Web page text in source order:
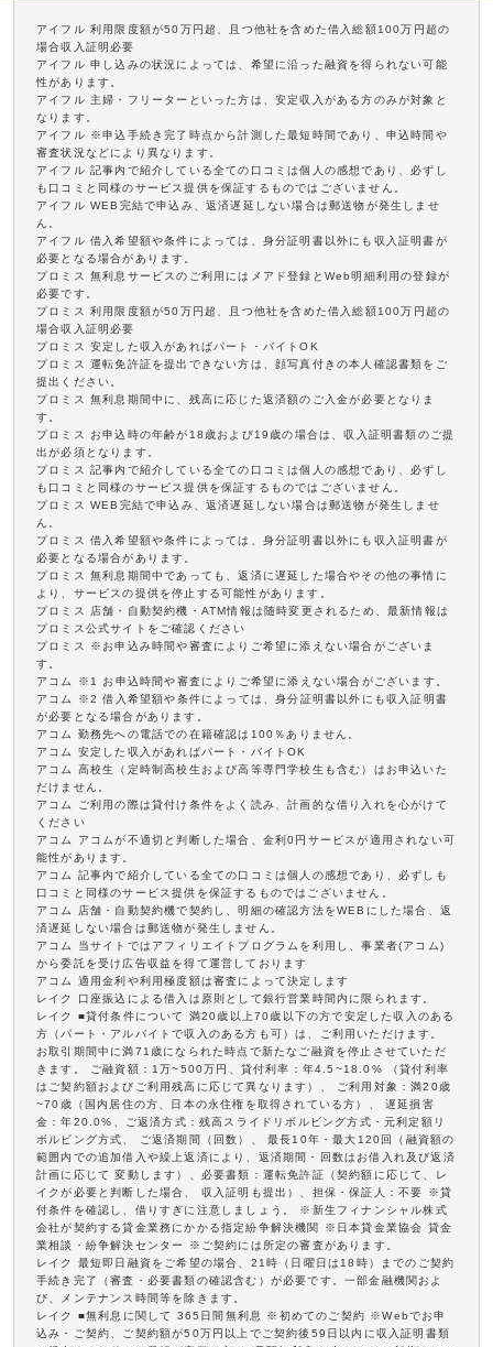
アイフル 利用限度額が50万円超、且つ他社を含めた借入総額100万円超の
場合収入証明必要
アイフル 申し込みの状況によっては、希望に沿った融資を得られない可能
性があります。
アイフル 主婦・フリーターといった方は、安定収入がある方のみが対象と
なります。
アイフル ※申込手続き完了時点から計測した最短時間であり、申込時間や
審査状況などにより異なります。
アイフル 記事内で紹介している全ての口コミは個人の感想であり、必ずし
も口コミと同様のサービス提供を保証するものではございません。
アイフル WEB完結で申込み、返済遅延しない場合は郵送物が発生しませ
ん。
アイフル 借入希望額や条件によっては、身分証明書以外にも収入証明書が
必要となる場合があります。
プロミス 無利息サービスのご利用にはメアド登録とWeb明細利用の登録が
必要です。
プロミス 利用限度額が50万円超、且つ他社を含めた借入総額100万円超の
場合収入証明必要
プロミス 安定した収入があればパート・バイトOK
プロミス 運転免許証を提出できない方は、顔写真付きの本人確認書類をご
提出ください。
プロミス 無利息期間中に、残高に応じた返済額のご入金が必要となりま
す。
プロミス お申込時の年齢が18歳および19歳の場合は、収入証明書類のご提
出が必須となります。
プロミス 記事内で紹介している全ての口コミは個人の感想であり、必ずし
も口コミと同様のサービス提供を保証するものではございません。
プロミス WEB完結で申込み、返済遅延しない場合は郵送物が発生しませ
ん。
プロミス 借入希望額や条件によっては、身分証明書以外にも収入証明書が
必要となる場合があります。
プロミス 無利息期間中であっても、返済に遅延した場合やその他の事情に
より、サービスの提供を停止する可能性があります。
プロミス 店舗・自動契約機・ATM情報は随時変更されるため、最新情報は
プロミス公式サイトをご確認ください
プロミス ※お申込み時間や審査によりご希望に添えない場合がございま
す。
アコム ※1 お申込時間や審査によりご希望に添えない場合がございます。
アコム ※2 借入希望額や条件によっては、身分証明書以外にも収入証明書
が必要となる場合があります。
アコム 勤務先への電話での在籍確認は100％ありません。
アコム 安定した収入があればパート・バイトOK
アコム 高校生（定時制高校生および高等専門学校生も含む）はお申込いた
だけません。
アコム ご利用の際は貸付け条件をよく読み、計画的な借り入れを心がけて
ください
アコム アコムが不適切と判断した場合、金利0円サービスが適用されない可
能性があります。
アコム 記事内で紹介している全ての口コミは個人の感想であり、必ずしも
口コミと同様のサービス提供を保証するものではございません。
アコム 店舗・自動契約機で契約し、明細の確認方法をWEBにした場合、返
済遅延しない場合は郵送物が発生しません。
アコム 当サイトではアフィリエイトプログラムを利用し、事業者(アコム)
から委託を受け広告収益を得て運営しております
アコム 適用金利や利用極度額は審査によって決定します
レイク 口座振込による借入は原則として銀行営業時間内に限られます。
レイク ■貸付条件について 満20歳以上70歳以下の方で安定した収入のある
方（パート・アルバイトで収入のある方も可）は、ご利用いただけます。
お取引期間中に満71歳になられた時点で新たなご融資を停止させていただ
きます。 ご融資額：1万~500万円、貸付利率：年4.5~18.0% （貸付利率
はご契約額およびご利用残高に応じて異なります）、 ご利用対象：満20歳
~70歳（国内居住の方、日本の永住権を取得されている方）、 遅延損害
金：年20.0%、ご返済方式：残高スライドリボルビング方式・元利定額リ
ボルビング方式、 ご返済期間（回数）、 最長10年・最大120回（融資額の
範囲内での追加借入や繰上返済により、返済期間・回数はお借入れ及び返済
計画に応じて 変動します）、必要書類：運転免許証（契約額に応じて、レ
イクが必要と判断した場合、 収入証明も提出）、担保・保証人：不要 ※貸
付条件を確認し、借りすぎに注意しましょう。 ※新生フィナンシャル株式
会社が契約する貸金業務にかかる指定紛争解決機関 ※日本貸金業協会 貸金
業相談・紛争解決センター ※ご契約には所定の審査があります。
レイク 最短即日融資をご希望の場合、21時（日曜日は18時）までのご契約
手続き完了（審査・必要書類の確認含む）が必要です。一部金融機関およ
び、メンテナンス時間等を除きます。
レイク ■無利息に関して 365日間無利息 ※初めてのご契約 ※Webでお申
込み・ご契約、ご契約額が50万円以上でご契約後59日以内に収入証明書類